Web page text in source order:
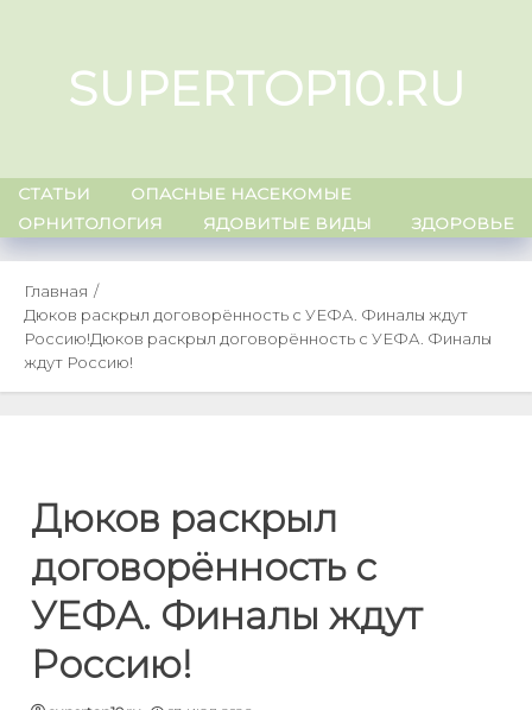
contentSUPERTOP10.RU
СТАТЬИ
ОПАСНЫЕ НАСЕКОМЫЕ
ОРНИТОЛОГИЯ
ЯДОВИТЫЕ ВИДЫ ЗДОРОВЬЕ
Главная
Дюков раскрыл договорённость с УЕФА. Финалы ждут
Россию!Дюков раскрыл договорённость с УЕФА. Финалы
ждут Россию!
Дюков раскрыл
договорённость с
УЕФА. Финалы ждут
Россию!